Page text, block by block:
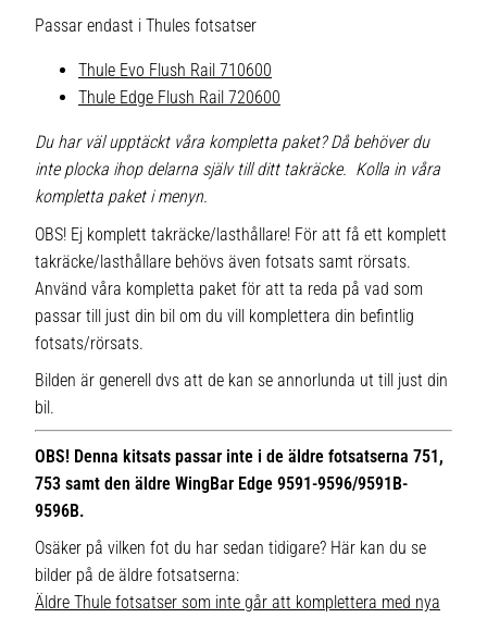
Passar endast i Thules fotsatser
Thule Evo Flush Rail 710600
Thule Edge Flush Rail 720600
Du har väl upptäckt våra kompletta paket? Då behöver du
inte plocka ihop delarna själv till ditt takräcke. Kolla in våra
kompletta paket i menyn.
OBS! Ej komplett takräcke/lasthållare! För att få ett komplett
takräcke/lasthållare behövs även fotsats samt rörsats.
Använd våra kompletta paket för att ta reda på vad som
passar till just din bil om du vill komplettera din befintlig
fotsats/rörsats.
Bilden är generell dvs att de kan se annorlunda ut till just din
bil.
OBS! Denna kitsats passar inte i de äldre fotsatserna 751,
753 samt den äldre WingBar Edge 9591-9596/9591B-
9596B.
Osäker på vilken fot du har sedan tidigare? Här kan du se
bilder på de äldre fotsatserna:
Äldre Thule fotsatser som inte går att komplettera med nya